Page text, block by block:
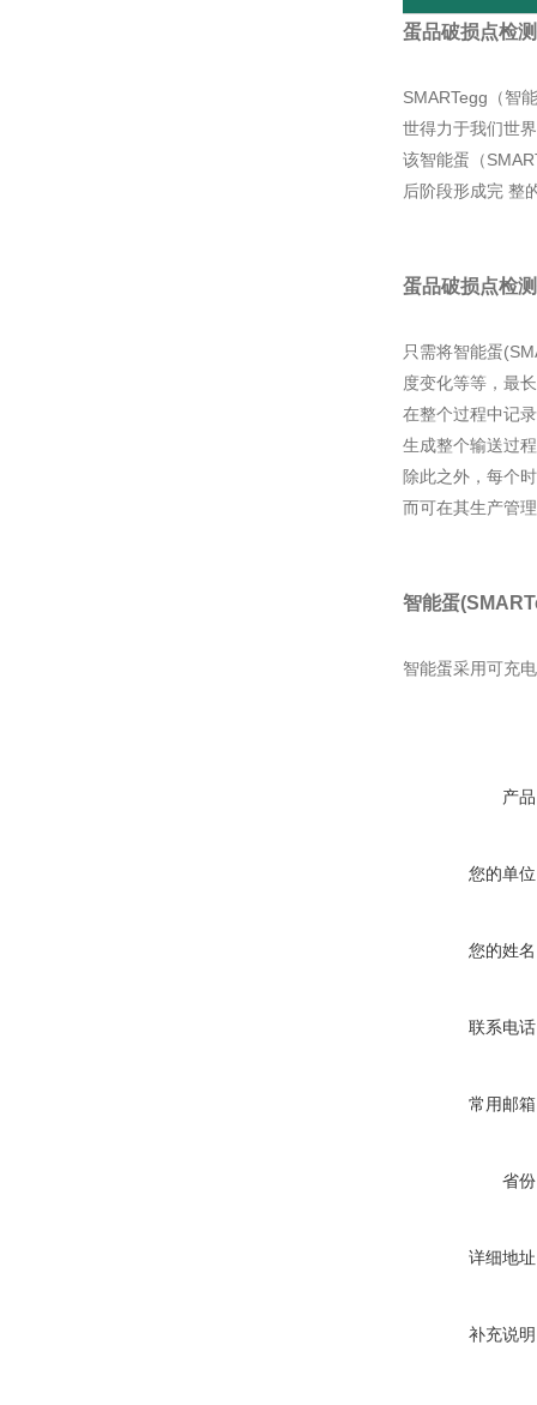
蛋品破损点检
SMARTegg（智
世得力于我们世
该智能蛋（
后阶段形成完 整
蛋品破损点检
只需将智能蛋
度变化等等，最
在整个过程中记
生成整个输送过
除此之外，每个
而可在其生产管
智能蛋
智能蛋采用可充
产
您的单
您的姓
联系电
常用邮
省
详细地
补充说